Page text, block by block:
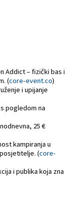
Addict – fizički bas i
(core-event.co)
i upijanje
pogledom na
25 €
kampiranja u
(core-
i publika koja zna